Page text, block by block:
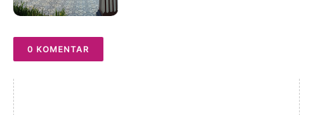
0 KOMENTAR